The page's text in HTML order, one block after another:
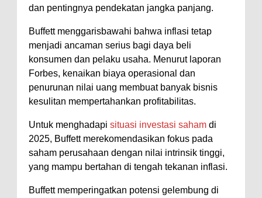
dan pentingnya pendekatan jangka panjang.
Buffett menggarisbawahi bahwa inflasi tetap
menjadi ancaman serius bagi daya beli
konsumen dan pelaku usaha. Menurut laporan
Forbes, kenaikan biaya operasional dan
penurunan nilai uang membuat banyak bisnis
kesulitan mempertahankan profitabilitas.
Untuk menghadapi situasi investasi saham di
2025, Buffett merekomendasikan fokus pada
saham perusahaan dengan nilai intrinsik tinggi,
yang mampu bertahan di tengah tekanan inflasi.
Buffett memperingatkan potensi gelembung di